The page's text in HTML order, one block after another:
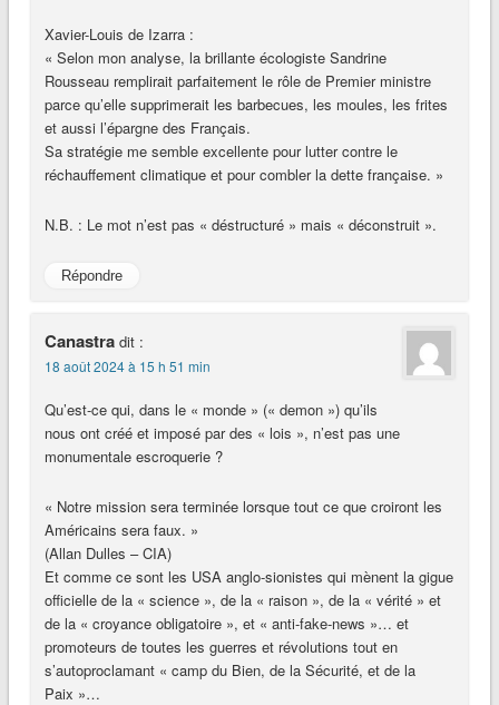
Xavier-Louis de Izarra :
« Selon mon analyse, la brillante écologiste Sandrine
Rousseau remplirait parfaitement le rôle de Premier ministre
parce qu’elle supprimerait les barbecues, les moules, les frites
et aussi l’épargne des Français.
Sa stratégie me semble excellente pour lutter contre le
réchauffement climatique et pour combler la dette française. »
N.B. : Le mot n’est pas « déstructuré » mais « déconstruit ».
Répondre
Canastra dit :
18 août 2024 à 15 h 51 min
Qu’est-ce qui, dans le « monde » (« demon ») qu’ils
nous ont créé et imposé par des « lois », n’est pas une
monumentale escroquerie ?
« Notre mission sera terminée lorsque tout ce que croiront les
Américains sera faux. »
(Allan Dulles – CIA)
Et comme ce sont les USA anglo-sionistes qui mènent la gigue
officielle de la « science », de la « raison », de la « vérité » et
de la « croyance obligatoire », et « anti-fake-news »… et
promoteurs de toutes les guerres et révolutions tout en
s’autoproclamant « camp du Bien, de la Sécurité, et de la
Paix »…